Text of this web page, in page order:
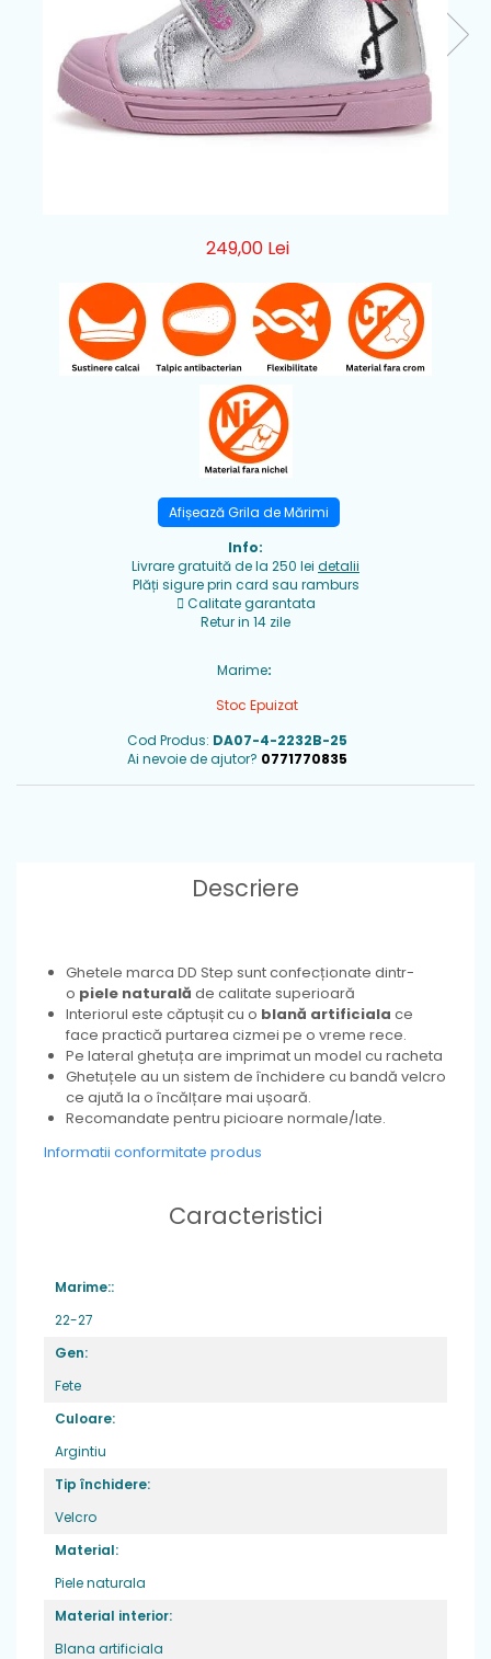
249,00 Lei
Afișează Grila de Mărimi
Info:
Livrare gratuită de la 250 lei detalii
Plăți sigure prin card sau ramburs
Calitate garantata
Retur in 14 zile
Marime:
Stoc Epuizat
Cod Produs: DA07-4-2232B-25
Ai nevoie de ajutor? 0771770835
Descriere
Ghetele marca DD Step sunt confecționate dintr-
o piele naturală de calitate superioară
Interiorul este căptușit cu o blană artificiala ce
face practică purtarea cizmei pe o vreme rece.
Pe lateral ghetuța are imprimat un model cu racheta
Ghetuțele au un sistem de închidere cu bandă velcro
ce ajută la o încălțare mai ușoară.
Recomandate pentru picioare normale/late.
Informatii conformitate produs
Caracteristici
Marime::
22-27
Gen:
Fete
Culoare:
Argintiu
Tip închidere:
Velcro
Material:
Piele naturala
Material interior:
Blana artificiala